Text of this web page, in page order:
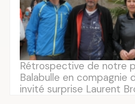
Rétrospective de notre
Balabulle en compagnie
invité surprise Laurent